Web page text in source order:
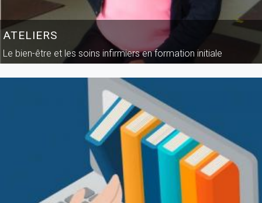
ATELIERS
Le bien-être et les soins infirmiers en formation initiale